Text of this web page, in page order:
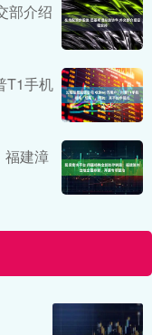
部介绍
T1手机
福建漳